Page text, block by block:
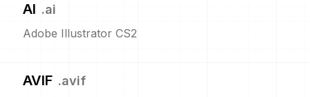
AI .ai
Adobe Illustrator CS2
AVIF .avif